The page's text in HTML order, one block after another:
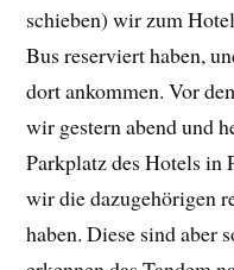
schieben) wir zum
Bus reserviert haben,
dort ankommen. Vor
wir gestern abend und
Parkplatz des Hotels in
wir die dazugehörigen
haben. Diese sind aber